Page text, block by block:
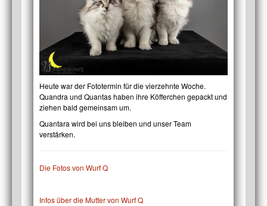
Heute war der Fototermin für die vierzehnte Woche.
Quandra und Quantas haben ihre Köfferchen gepackt und
ziehen bald gemeinsam um.
Quantara wird bei uns bleiben und unser Team
verstärken.
Die Fotos von Wurf Q
Infos über die Mutter von Wurf Q